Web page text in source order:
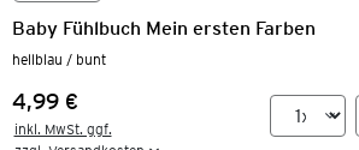
Baby Fühlbuch Mein ersten Farben
hellblau / bunt
Preis:
4,99 €
inkl. MwSt. ggf.